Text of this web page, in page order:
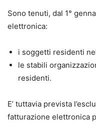
Sono tenuti, dal 1°
elettronica:
i soggetti residenti
le stabili
residenti.
E’ tuttavia prevista
fatturazione elettronica